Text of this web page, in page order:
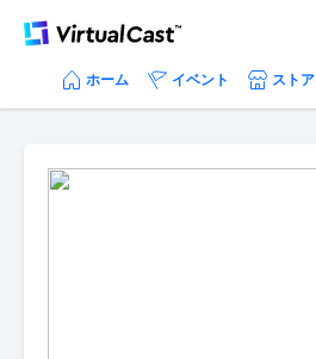
ホーム イベント ストア